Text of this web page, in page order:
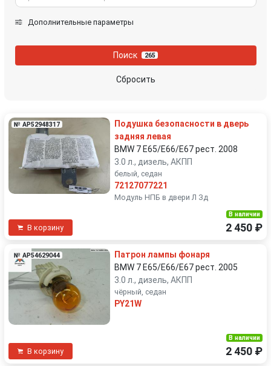
Дополнительные параметры
Поиск 265
Сбросить
№ AP52948317
Подушка безопасности в дверь
задняя левая
BMW 7 E65/E66/E67 рест. 2008
3.0 л., дизель, АКПП
белый, седан
72127077221
Модуль НПБ в двери Л Зд
В корзину
В наличии
2 450 ₽
№ AP54629044
Патрон лампы фонаря
BMW 7 E65/E66/E67 рест. 2005
3.0 л., дизель, АКПП
чёрный, седан
PY21W
В корзину
В наличии
2 450 ₽